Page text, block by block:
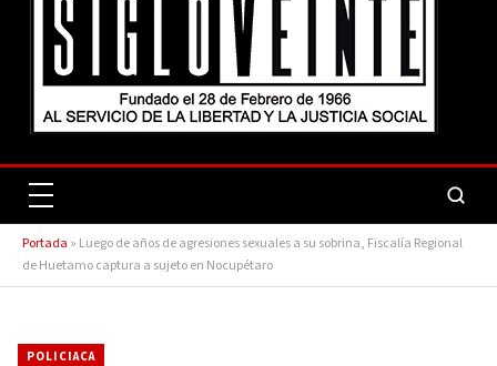
Portada » Luego de años de agresiones sexuales a su sobrina, Fiscalía Regional
de Huetamo captura a sujeto en Nocupétaro
POLICIACA